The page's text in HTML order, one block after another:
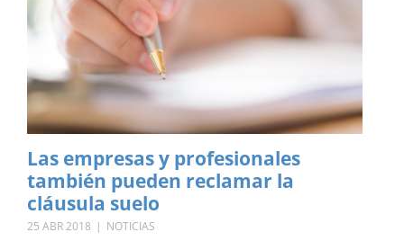
Las empresas y profesionales
también pueden reclamar la
cláusula suelo
25 ABR 2018 | NOTICIAS